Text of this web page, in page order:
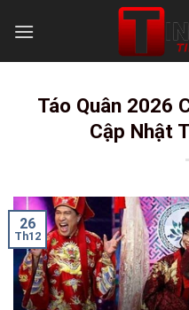
Táo Quân 2026
Cập Nhật
26
Th12